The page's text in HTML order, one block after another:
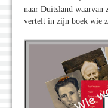
naar Duitsland waarvan
vertelt in zijn boek wie